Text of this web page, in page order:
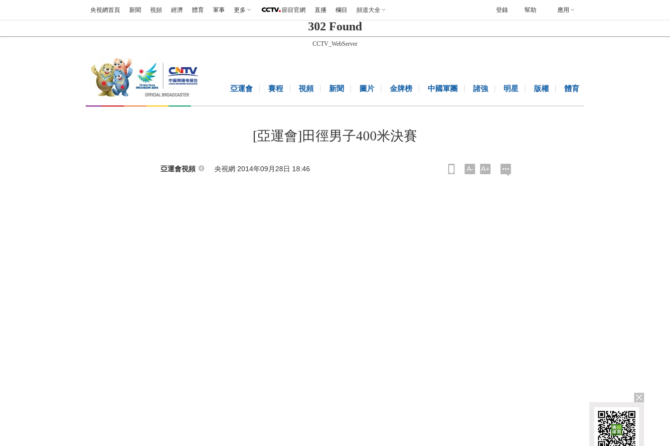
央視網首頁 新聞 視頻 經濟 體育 軍事 更多 節目官網 直播 欄目 頻道大全 幫助 應用
登錄
302 Found
CCTV_WebServer
亞運會 賽程 視頻 新聞 圖片 金牌榜 中國軍團 諸強 明星 版權 體育
[亞運會]田徑男子400米決賽
亞運會視頻 央視網 2014年09月28日 18:46 A- A+